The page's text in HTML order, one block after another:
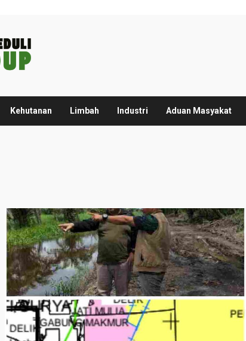
Kehutanan Limbah Industri Aduan Masyakat